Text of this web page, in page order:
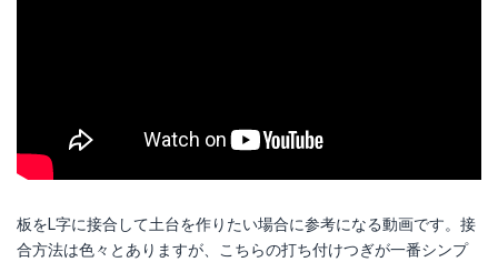
板をL字に接合して土台を作りたい場合に参考になる動画です。接
合方法は色々とありますが、こちらの打ち付けつぎが一番シンプ